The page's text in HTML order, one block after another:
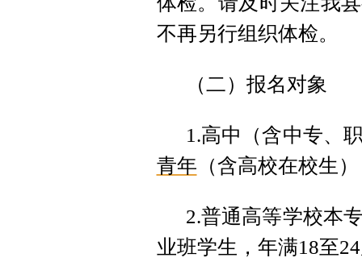
不再另行组织体检。
（二）报名对象
1.高中（含中专、
青年 （含高校在校生
2.普通高等学校本
业班学生，年满18至